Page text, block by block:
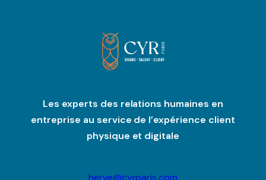
Les experts des relations humaines en
entreprise au service de l’expérience client
physique et digitale